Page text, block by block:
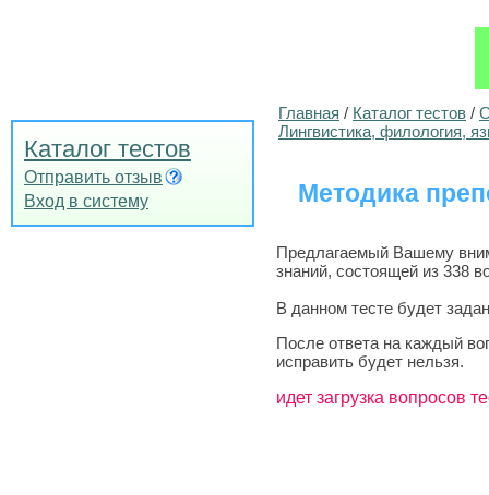
Каталог тестов
Отправить отзыв
Вход в систему
Главная / Каталог тестов /
Лингвистика, филология,
Методика
Предлагаемый Вашему
знаний, состоящей из 338
В данном тесте будет
После ответа на каждый
исправить будет нельзя.
идет загрузка вопросов